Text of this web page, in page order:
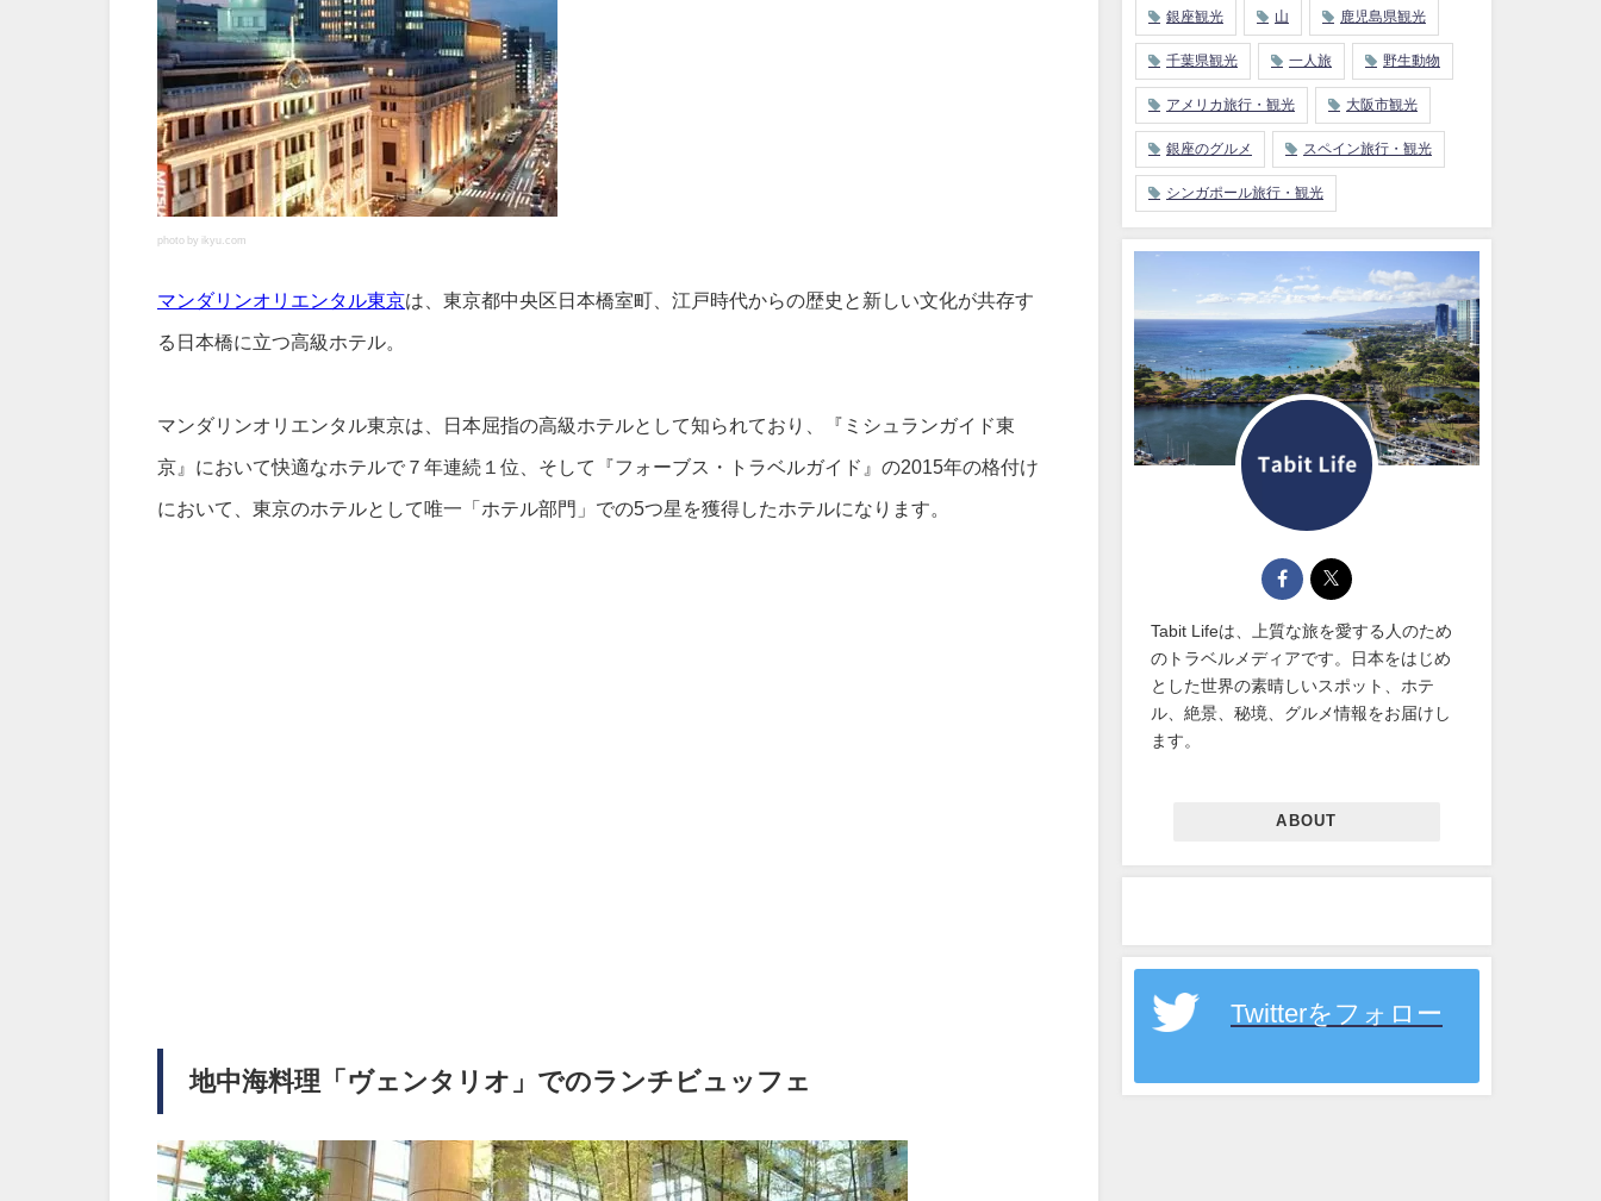
photo by ikyu.com
マンダリンオリエンタル東京は、東京都中央区日本橋室町、江戸時代からの歴史と新しい文化が共存す
る日本橋に立つ高級ホテル。
マンダリンオリエンタル東京は、日本屈指の高級ホテルとして知られており、『ミシュランガイド東
京』において快適なホテルで７年連続１位、そして『フォーブス・トラベルガイド』の2015年の格付け
において、東京のホテルとして唯一「ホテル部門」での5つ星を獲得したホテルになります。
地中海料理「ヴェンタリオ」でのランチビュッフェ
銀座観光 山 鹿児島県観光
千葉県観光 一人旅 野生動物
アメリカ旅行・観光 大阪市観光
銀座のグルメ スペイン旅行・観光
シンガポール旅行・観光
Tabit Lifeは、上質な旅を愛する人のため
のトラベルメディアです。日本をはじめ
とした世界の素晴しいスポット、ホテ
ル、絶景、秘境、グルメ情報をお届けし
ます。
ABOUT
Twitterをフォロー